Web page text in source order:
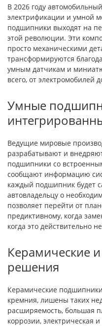
В 2026 году
электрификации и умной
подшипники выходят на
этой революции. Эти
просто механическими
трансформируются
умным датчикам и
всего, от электромобилей
Умные
Ведущие мировые
разрабатывают и
подшипники со
сообщают информацию
каждый подшипник будет
автовладельцу о
позволяет перейти от
предиктивному, когда
когда это действительно
Керамические
решения
Керамические
кремния, лишены таких
расширяемость, большая
коррозии, электрическая